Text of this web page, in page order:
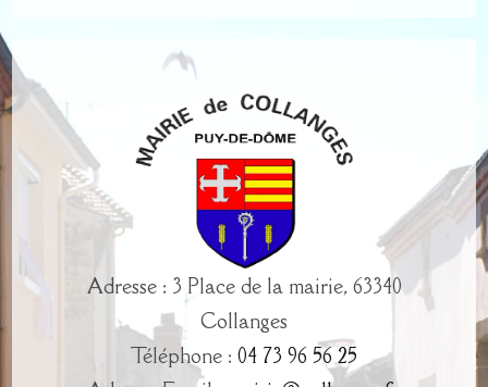
Adresse : 3 Place de la mairie, 63340
Collanges
Téléphone : 04 73 96 56 25